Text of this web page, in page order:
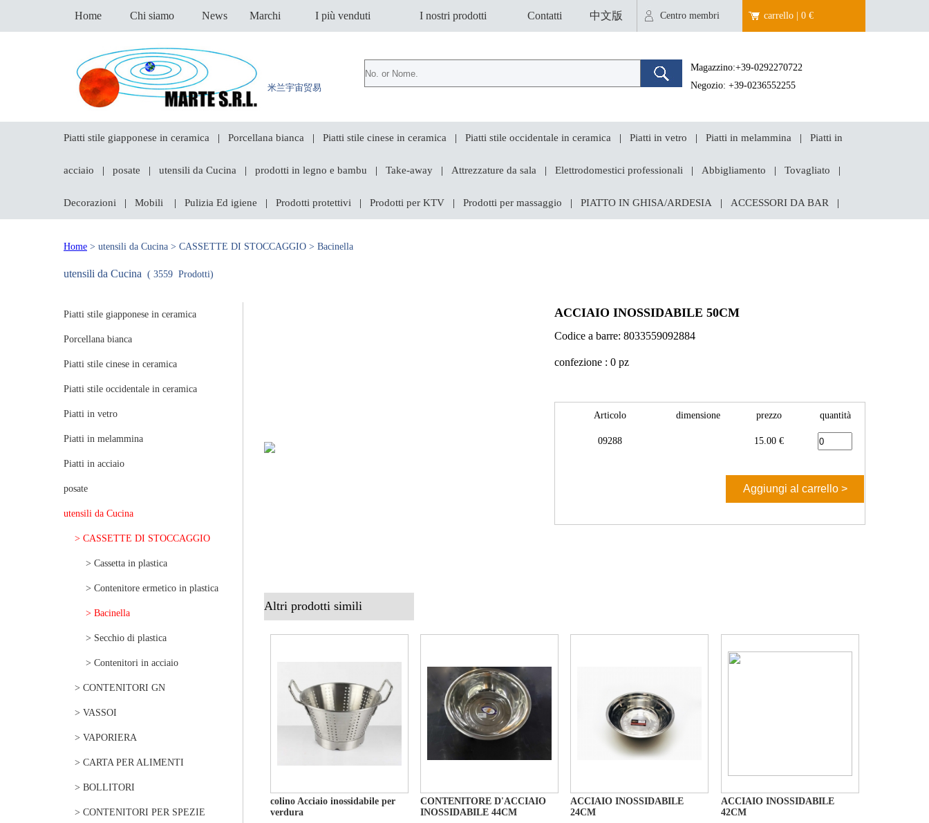
Home Chi siamo News Marchi I più venduti I nostri prodotti Contatti 中文版 Centro membri carrello | 0 €
米兰宇宙贸易
Magazzino:+39-0292270722
Negozio: +39-0236552255
Piatti stile giapponese in ceramica Porcellana bianca Piatti stile cinese in ceramica Piatti stile occidentale in ceramica Piatti in vetro Piatti in melammina Piatti in
acciaio posate utensili da Cucina prodotti in legno e bambu Take-away Attrezzature da sala Elettrodomestici professionali Abbigliamento Tovagliato
Decorazioni Mobili Pulizia Ed igiene Prodotti protettivi Prodotti per KTV Prodotti per massaggio PIATTO IN GHISA/ARDESIA ACCESSORI DA BAR
Home > utensili da Cucina > CASSETTE DI STOCCAGGIO > Bacinella
utensili da Cucina ( 3559 Prodotti)
Piatti stile giapponese in ceramica
Porcellana bianca
Piatti stile cinese in ceramica
Piatti stile occidentale in ceramica
Piatti in vetro
Piatti in melammina
Piatti in acciaio
posate
utensili da Cucina
> CASSETTE DI STOCCAGGIO
> Cassetta in plastica
> Contenitore ermetico in plastica
> Bacinella
> Secchio di plastica
> Contenitori in acciaio
> CONTENITORI GN
> VASSOI
> VAPORIERA
> CARTA PER ALIMENTI
> BOLLITORI
> CONTENITORI PER SPEZIE
ACCIAIO INOSSIDABILE 50CM
Codice a barre: 8033559092884
confezione : 0 pz
Articolo dimensione prezzo quantità
09288 15.00 €
Altri prodotti simili
colino Acciaio inossidabile per
verdura
CONTENITORE D'ACCIAIO
INOSSIDABILE 44CM
ACCIAIO INOSSIDABILE
24CM
ACCIAIO INOSSIDABILE
42CM